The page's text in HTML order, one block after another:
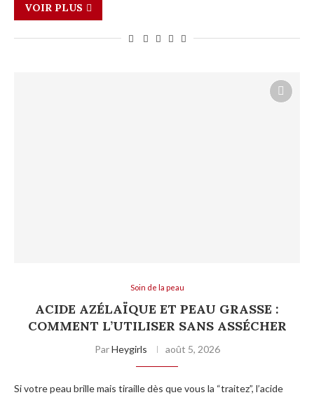
VOIR PLUS
Soin de la peau
ACIDE AZÉLAÏQUE ET PEAU GRASSE :
COMMENT L’UTILISER SANS ASSÉCHER
ParHeygirls août 5, 2026
Si votre peau brille mais tiraille dès que vous la “traitez”, l’acide